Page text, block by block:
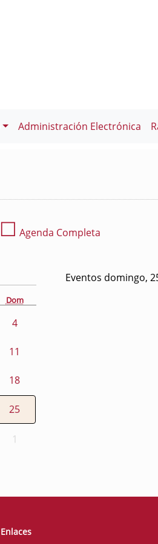
Administración Electrónica
☐ Agenda Completa
Dom
4
11
18
25
1
Eventos domingo,
Enlaces